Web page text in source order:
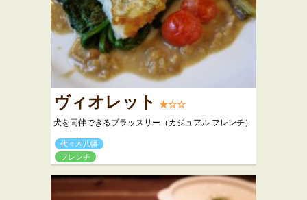
ヴィオレット ★☆☆
犬を同伴できるブラッスリー（カジュアル フレンチ）
代々木八幡
フレンチ